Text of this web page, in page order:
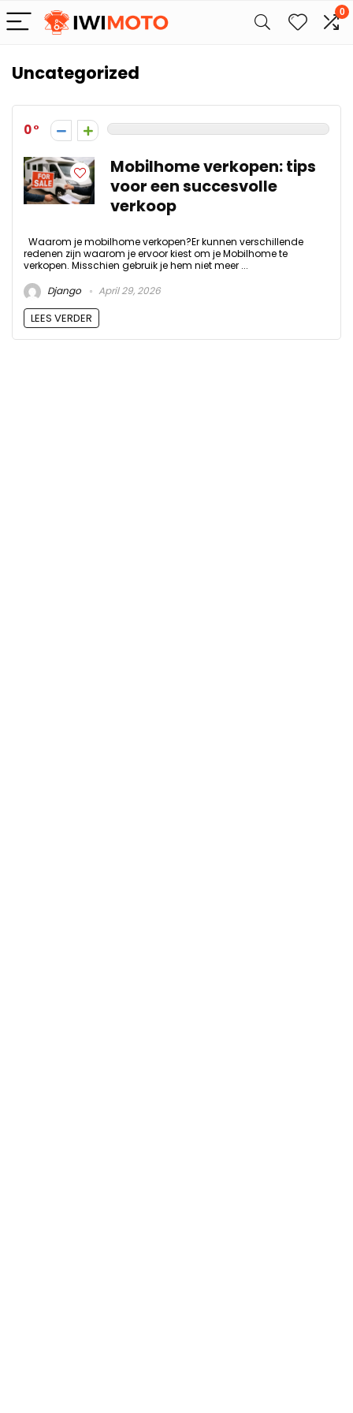
0
Uncategorized
0
Mobilhome verkopen: tips
voor een succesvolle
verkoop
Waarom je mobilhome verkopen?Er kunnen verschillende
redenen zijn waarom je ervoor kiest om je Mobilhome te
verkopen. Misschien gebruik je hem niet meer ...
Django
April 29, 2026
LEES VERDER